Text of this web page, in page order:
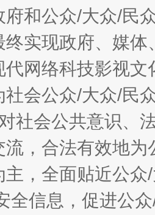
局
今
府和公众/大众/民
终实现政府、媒
代网络科技影视
社会公众/大众/民
社会公共意识、
流，合法有效地
主，全面贴近公
全信息，促进公